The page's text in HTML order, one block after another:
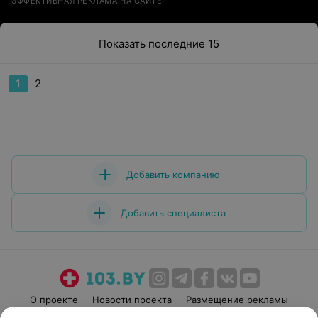
Показать последние 15
1 2
Добавить компанию
Добавить специалиста
О проекте Новости проекта
Размещение рекламы